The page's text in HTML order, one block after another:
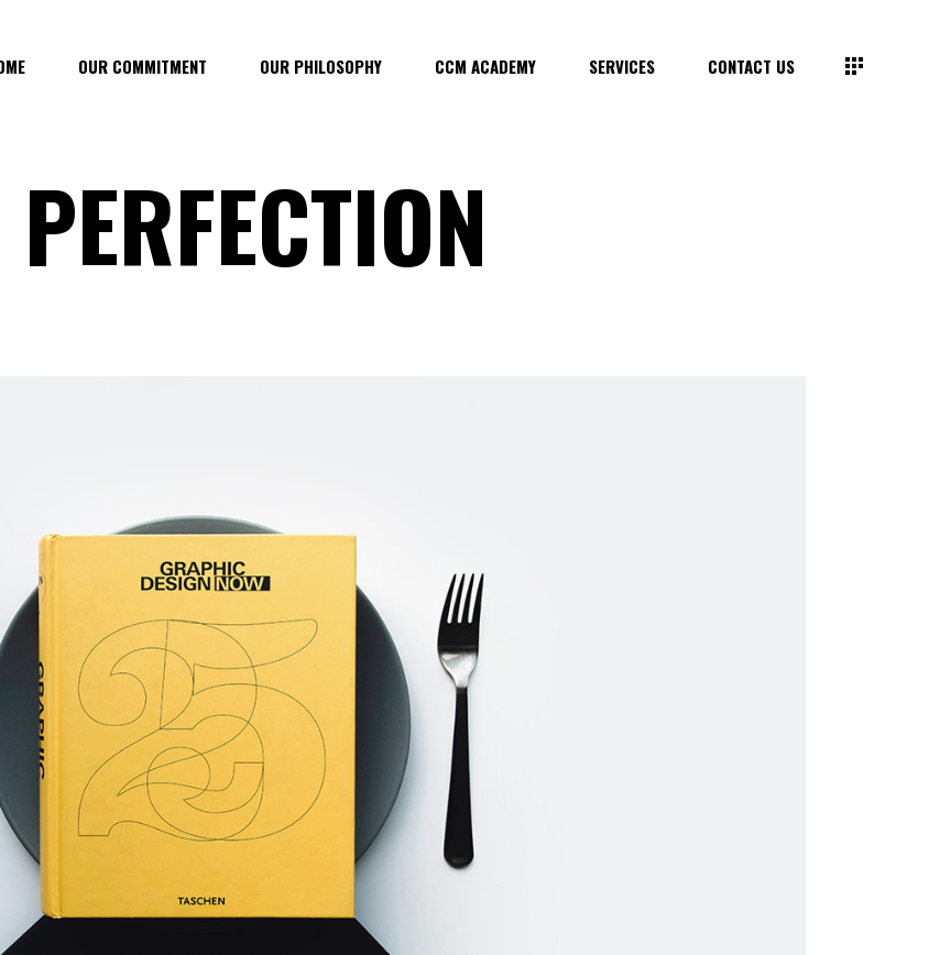
OUR COMMITMENT OUR PHILOSOPHY CCM ACADEMY SERVICES CONTACT US